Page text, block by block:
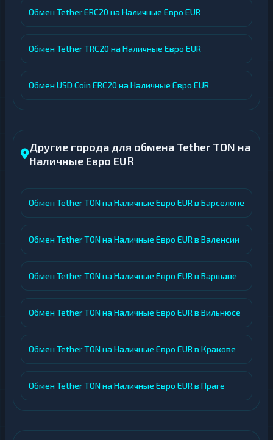
Обмен Tether ERC20 на Наличные Евро EUR
Обмен Tether TRC20 на Наличные Евро EUR
Обмен USD Coin ERC20 на Наличные Евро EUR
Другие города для обмена Tether TON на
Наличные Евро EUR
Обмен Tether TON на Наличные Евро EUR в Барселоне
Обмен Tether TON на Наличные Евро EUR в Валенсии
Обмен Tether TON на Наличные Евро EUR в Варшаве
Обмен Tether TON на Наличные Евро EUR в Вильнюсе
Обмен Tether TON на Наличные Евро EUR в Кракове
Обмен Tether TON на Наличные Евро EUR в Праге